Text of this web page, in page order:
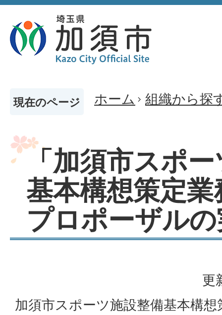
現在のページ ホーム 組織から探
「加須市スポ
基本構想策定
プロポーザル
更
加須市スポーツ施設整備基本構